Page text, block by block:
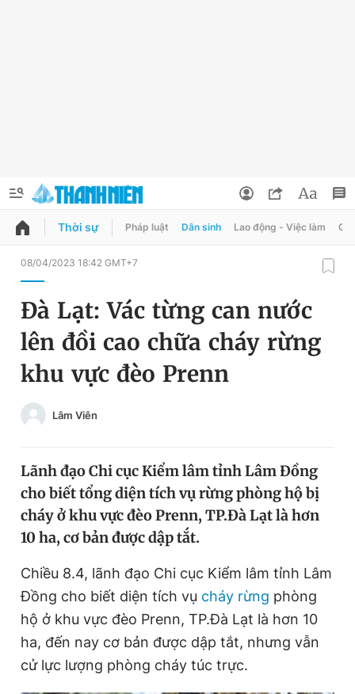
QUẢNG CÁO
Chuyên mục
Chuyên mục khác
Chào ngày mới
Video Magazine
Sản phẩm khác
Tiện ích Bạn cần biết
Thông tin tòa soạn Liên hệ quảng cáo
Đổi mật khẩu
Tin đã lưu
Tin đã xem
Thời sự Pháp luật Dân sinh Lao động - Việc làm
08/04/2023 18:42 GMT+7
Đà Lạt: Vác từng can nước
lên đồi cao chữa cháy rừng
khu vực đèo Prenn
Lâm Viên
Lãnh đạo Chi cục Kiểm lâm tỉnh Lâm Đồng
cho biết tổng diện tích vụ rừng phòng hộ bị
cháy ở khu vực đèo Prenn, TP.Đà Lạt là hơn
10 ha, cơ bản được dập tắt.
Chiều 8.4, lãnh đạo Chi cục Kiểm lâm tỉnh Lâm
Đồng cho biết diện tích vụ cháy rừng phòng
hộ ở khu vực đèo Prenn, TP.Đà Lạt là hơn 10
ha, đến nay cơ bản được dập tắt, nhưng vẫn
cử lực lượng phòng cháy túc trực.